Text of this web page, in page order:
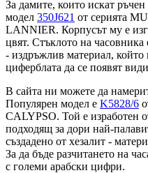
За дамите, които искат
модел 350J621 от серията
LANNIER. Корпусът му е
цвят. Стъклото на
- издръжлив материал, който
циферблата да се появят
В сайта ни можете да
Популярен модел е K5828/6
CALYPSO. Той е изработен
подходящ за дори най-
създадено от хезалит -
За да бъде разчитането на
с големи арабски цифри.